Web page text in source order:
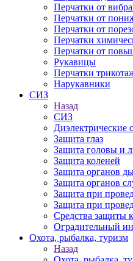
Перчатки от
Перчатки от
Перчатки от
Перчатки
Перчатки от
Рукавицы
Перчатки
Нарукавники
СИЗ
Назад
СИЗ
Диэлектрические
Защита глаз
Защита головы и
Защита коленей
Защита органов
Защита органов
Защита при
Защита при
Средства защиты
Оградительный
Охота, рыбалка, туризм
Назад